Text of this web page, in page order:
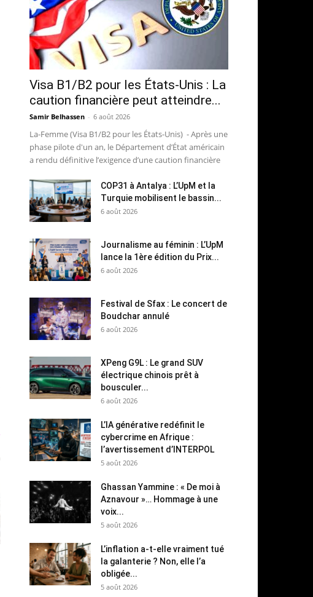
Visa B1/B2 pour les États-Unis : La
caution financière peut atteindre...
Samir Belhassen - 6 août 2026
La-Femme (Visa B1/B2 pour les États-Unis) - Après une
phase pilote d'un an, le Département d’État américain
a rendu définitive l’exigence d’une caution financière
COP31 à Antalya : L’UpM et la
Turquie mobilisent le bassin...
6 août 2026
Journalisme au féminin : L’UpM
lance la 1ère édition du Prix...
6 août 2026
Festival de Sfax : Le concert de
Boudchar annulé
6 août 2026
XPeng G9L : Le grand SUV
électrique chinois prêt à
bousculer...
6 août 2026
L’IA générative redéfinit le
cybercrime en Afrique :
l’avertissement d’INTERPOL
5 août 2026
Ghassan Yammine : « De moi à
Aznavour »… Hommage à une
voix...
5 août 2026
L’inflation a-t-elle vraiment tué
la galanterie ? Non, elle l’a
obligée...
5 août 2026